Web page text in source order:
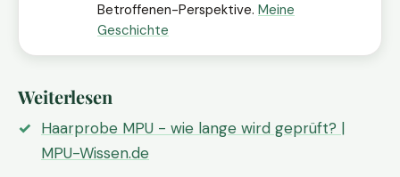
Betroffenen-Perspektive. Meine
Geschichte
Weiterlesen
Haarprobe MPU - wie lange wird geprüft? |
MPU-Wissen.de